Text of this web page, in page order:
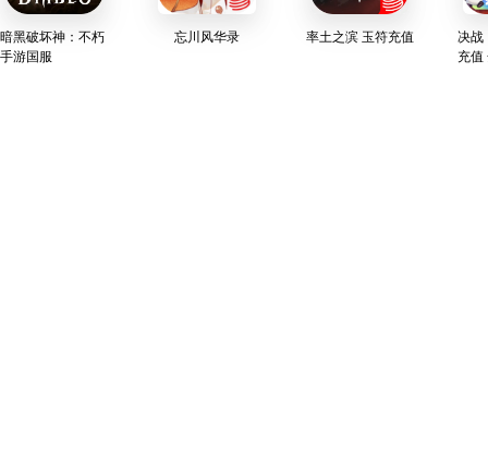
暗黑破坏神：不朽
手游国服
忘川风华录 率土之滨 玉符充值
决战
充值